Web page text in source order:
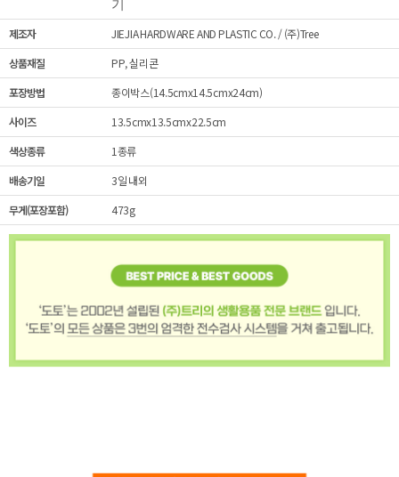
기
제조자
JIEJIA HARDWARE AND PLASTIC CO. / (주)Tree
상품재질
PP, 실리콘
포장방법
종이박스(14.5cmx14.5cmx24cm)
사이즈
13.5cmx13.5cmx22.5cm
색상종류
1종류
배송기일
3일 내외
무게(포장포함)
473g